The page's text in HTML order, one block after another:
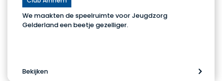
We maakten de speelruimte voor Jeugdzorg
Gelderland een beetje gezelliger.
Bekijken